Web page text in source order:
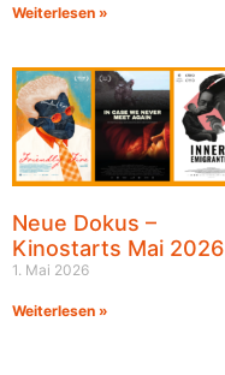
Weiterlesen »
Neue Dokus –
Kinostarts Mai 2026
1. Mai 2026
Weiterlesen »